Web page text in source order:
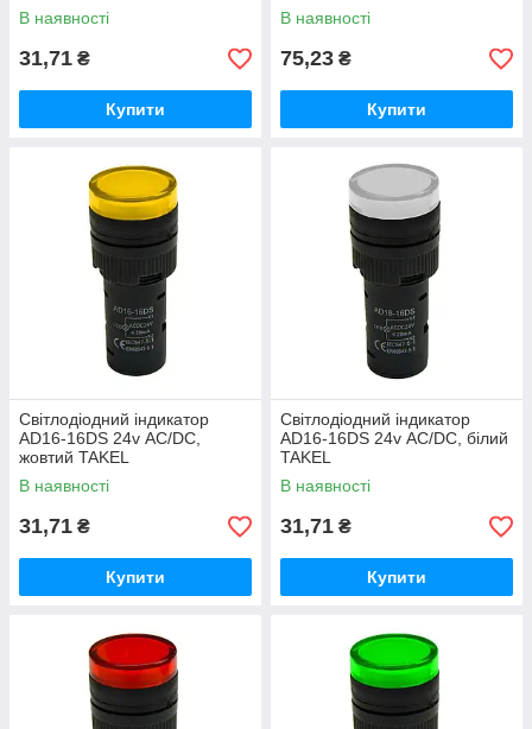
В наявності
31,71 ₴
Купити
В наявності
75,23 ₴
Купити
Світлодіодний індикатор
AD16-16DS 24v АC/DC,
жовтий TAKEL
В наявності
31,71 ₴
Купити
Світлодіодний індикатор
AD16-16DS 24v АC/DC, білий
TAKEL
В наявності
31,71 ₴
Купити